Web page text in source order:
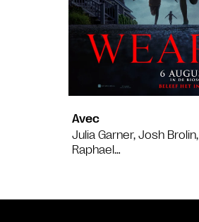
Avec
Julia Garner, Josh
Raphael…